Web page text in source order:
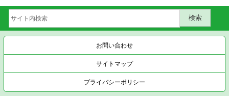
お問い合わせ
サイトマップ
プライバシーポリシー